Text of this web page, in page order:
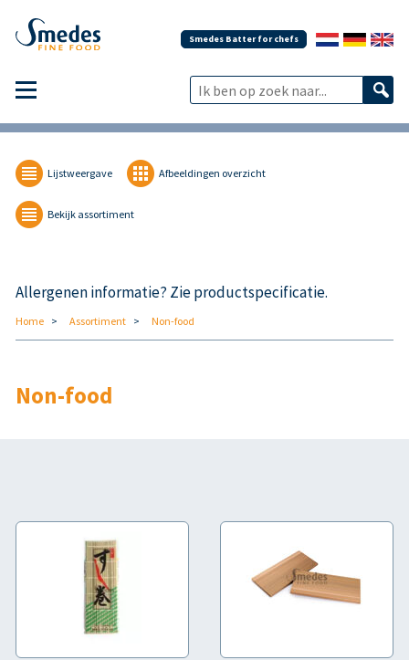
Smedes Batter for chefs
Lijstweergave Afbeeldingen overzicht
Bekijk assortiment
Allergenen informatie? Zie productspecificatie.
Home Assortiment Non-food
Non-food